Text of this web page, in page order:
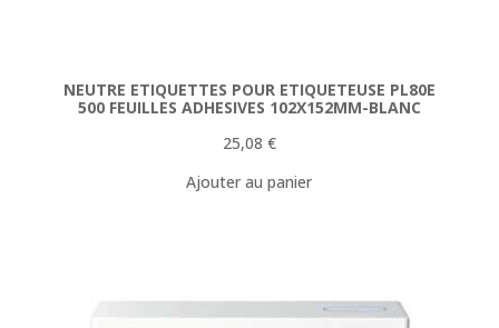
NEUTRE ETIQUETTES POUR ETIQUETEUSE PL80E
500 FEUILLES ADHESIVES 102X152MM-BLANC
25,08 €
Ajouter au panier